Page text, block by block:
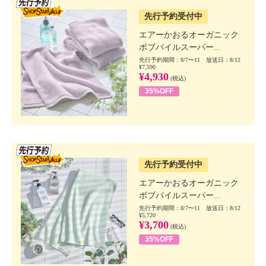
先行予約受付中
エアーかおるオーガニック
ボブパイルスーパー...
先行予約期間：8/7〜11 放送日：8/12
¥7,590
¥4,930 (税込)
35%OFF
先行予約受付中
エアーかおるオーガニック
ボブパイルスーパー...
先行予約期間：8/7〜11 放送日：8/12
¥5,720
¥3,700 (税込)
35%OFF